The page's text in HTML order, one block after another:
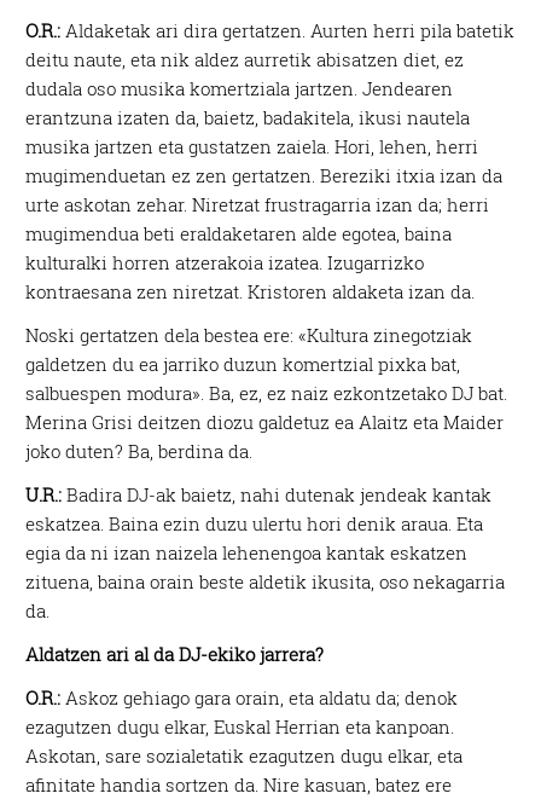
O.R.: Aldaketak ari dira gertatzen. Aurten herri pila batetik
deitu naute, eta nik aldez aurretik abisatzen diet, ez
dudala oso musika komertziala jartzen. Jendearen
erantzuna izaten da, baietz, badakitela, ikusi nautela
musika jartzen eta gustatzen zaiela. Hori, lehen, herri
mugimenduetan ez zen gertatzen. Bereziki itxia izan da
urte askotan zehar. Niretzat frustragarria izan da; herri
mugimendua beti eraldaketaren alde egotea, baina
kulturalki horren atzerakoia izatea. Izugarrizko
kontraesana zen niretzat. Kristoren aldaketa izan da.
Noski gertatzen dela bestea ere: «Kultura zinegotziak
galdetzen du ea jarriko duzun komertzial pixka bat,
salbuespen modura». Ba, ez, ez naiz ezkontzetako DJ bat.
Merina Grisi deitzen diozu galdetuz ea Alaitz eta Maider
joko duten? Ba, berdina da.
U.R.: Badira DJ-ak baietz, nahi dutenak jendeak kantak
eskatzea. Baina ezin duzu ulertu hori denik araua. Eta
egia da ni izan naizela lehenengoa kantak eskatzen
zituena, baina orain beste aldetik ikusita, oso nekagarria
da.
Aldatzen ari al da DJ-ekiko jarrera?
O.R.: Askoz gehiago gara orain, eta aldatu da; denok
ezagutzen dugu elkar, Euskal Herrian eta kanpoan.
Askotan, sare sozialetatik ezagutzen dugu elkar, eta
afinitate handia sortzen da. Nire kasuan, batez ere